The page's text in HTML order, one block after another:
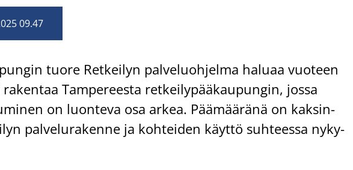
09.47
tuore Ret­kei­lyn pal­ve­luoh­jel­ma ha­lu­aa vuo­teen
Tam­pe­rees­ta ret­kei­ly­pää­kau­pun­gin, jossa
on luon­te­va osa arkea. Pää­mää­rä­nä on kak­sin­
pal­ve­lu­ra­ken­ne ja koh­tei­den käyt­tö suh­tees­sa ny­ky­